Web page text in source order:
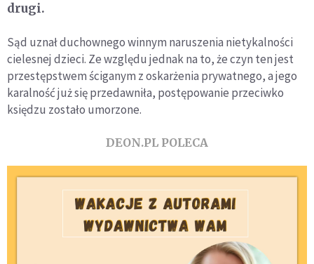
drugi.
Sąd uznał duchownego winnym naruszenia nietykalności
cielesnej dzieci. Ze względu jednak na to, że czyn ten jest
przestępstwem ściganym z oskarżenia prywatnego, a jego
karalność już się przedawniła, postępowanie przeciwko
księdzu zostało umorzone.
DEON.PL POLECA